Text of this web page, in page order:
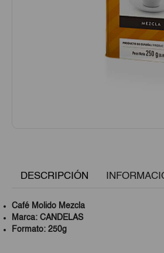
DESCRIPCIÓN
Café Molido Mezcla
Marca: CANDELAS
Formato: 250g